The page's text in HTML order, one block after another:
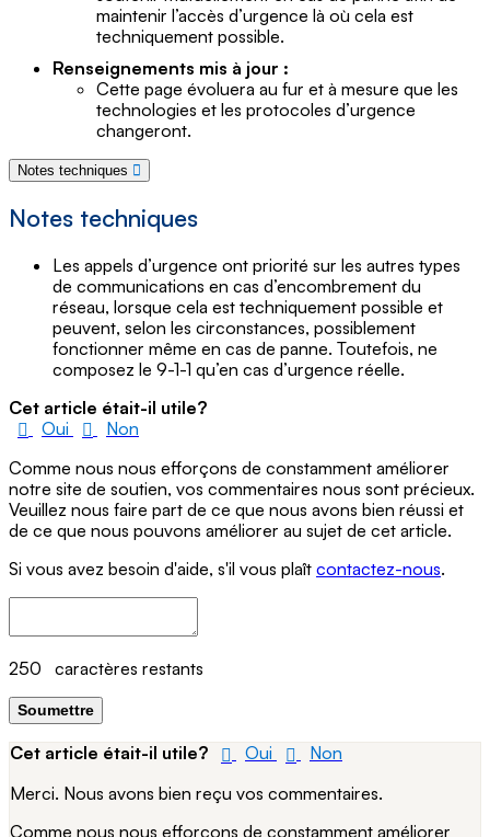
maintenir l’accès d’urgence là où cela est
techniquement possible.
Renseignements mis à jour :
Cette page évoluera au fur et à mesure que les
technologies et les protocoles d’urgence
changeront.
Notes techniques
Notes techniques
Les appels d’urgence ont priorité sur les autres types
de communications en cas d’encombrement du
réseau, lorsque cela est techniquement possible et
peuvent, selon les circonstances, possiblement
fonctionner même en cas de panne. Toutefois, ne
composez le 9-1-1 qu’en cas d’urgence réelle.
Cet article était-il utile?
Oui
Non
Comme nous nous efforçons de constamment améliorer
notre site de soutien, vos commentaires nous sont précieux.
Veuillez nous faire part de ce que nous avons bien réussi et
de ce que nous pouvons améliorer au sujet de cet article.
Si vous avez besoin d'aide, s'il vous plaît contactez-nous.
250 caractères restants
Soumettre
Cet article était-il utile? Oui
Non
Merci. Nous avons bien reçu vos commentaires.
Comme nous nous efforçons de constamment améliorer